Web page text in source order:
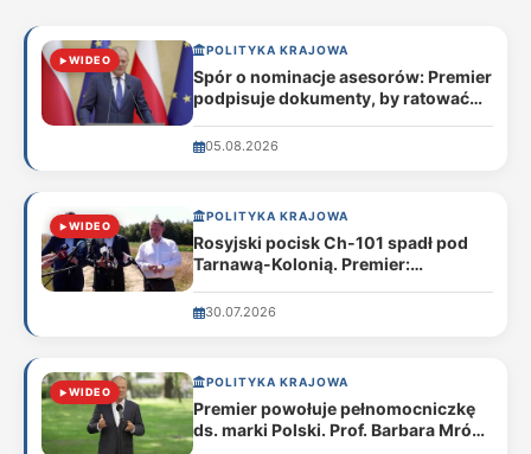
WIDEO
POLITYKA KRAJOWA
Spór o nominacje asesorów: Premier
podpisuje dokumenty, by ratować
05.08.2026
WIDEO
POLITYKA KRAJOWA
Rosyjski pocisk Ch-101 spadł pod
Tarnawą-Kolonią. Premier:
ofiar”
30.07.2026
WIDEO
POLITYKA KRAJOWA
Premier powołuje pełnomocniczkę
ds. marki Polski. Prof. Barbara Mróz-